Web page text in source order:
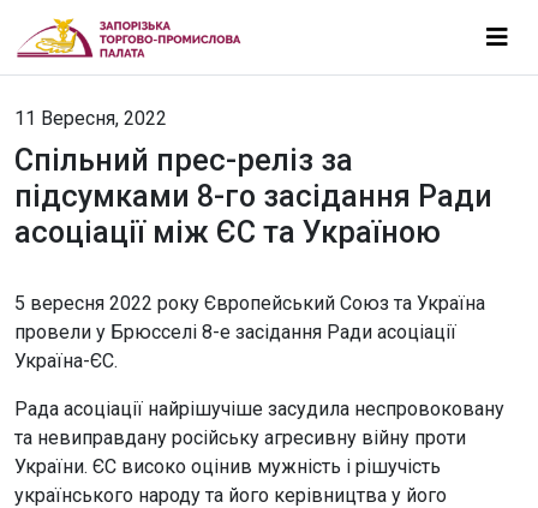
11 Вересня, 2022
Спільний прес-реліз за
підсумками 8-го засідання Ради
асоціації між ЄС та Україною
5 вересня 2022 року Європейський Союз та Україна
провели у Брюсселі 8-е засідання Ради асоціації
Україна-ЄС.
Рада асоціації найрішучіше засудила неспровоковану
та невиправдану російську агресивну війну проти
України. ЄС високо оцінив мужність і рішучість
українського народу та його керівництва у його